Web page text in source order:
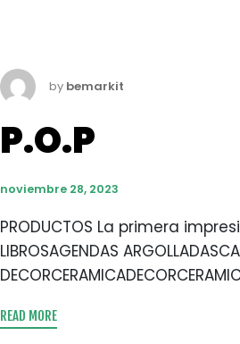
by bemarkit
P.O.P
noviembre 28, 2023
PRODUCTOS La primera
LIBROSAGENDAS
READ MORE